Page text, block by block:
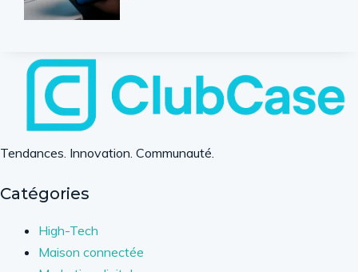
Tendances. Innovation. Communauté.
Catégories
High-Tech
Maison connectée